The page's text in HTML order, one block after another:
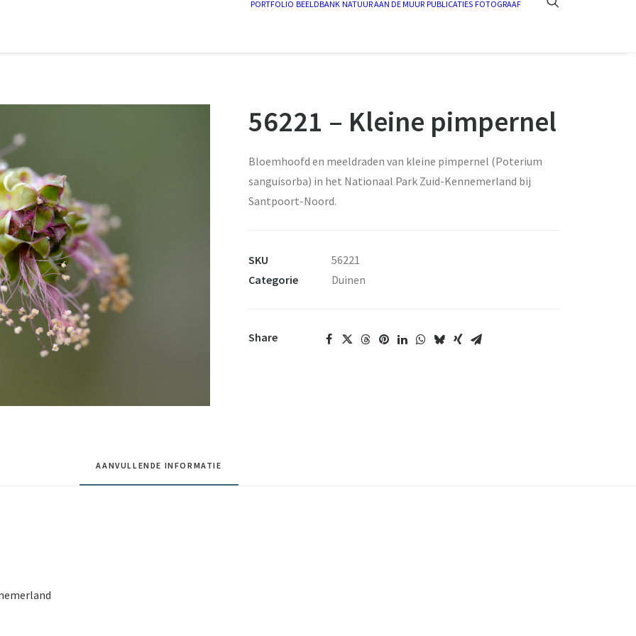
PORTFOLIO BEELDBANK NATUUR AAN DE MUUR PUBLICATIES FOTOGRAAF
56221 – Kleine pimpernel
Bloemhoofd en meeldraden van kleine pimpernel (Poterium
sanguisorba) in het Nationaal Park Zuid-Kennemerland bij
Santpoort-Noord.
SKU
56221
Categorie
Duinen
Share
AANVULLENDE INFORMATIE